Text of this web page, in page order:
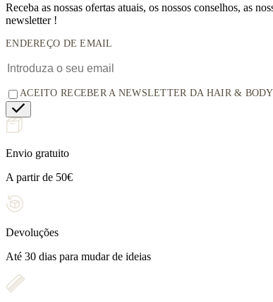
Receba as nossas ofertas atuais, os nossos conselhos, as
newsletter !
ENDEREÇO DE EMAIL
ACEITO RECEBER A NEWSLETTER DA HAIR &
Envio gratuito
A partir de 50€
Devoluções
Até 30 dias para mudar de ideias